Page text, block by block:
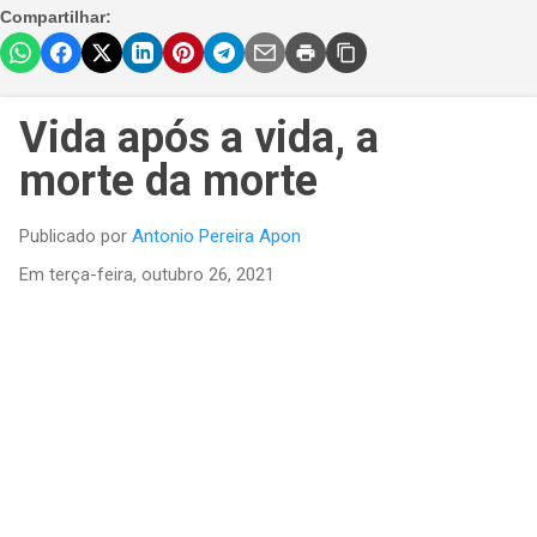
Compartilhar:
Vida após a vida, a
morte da morte
Publicado por Antonio Pereira Apon
Em terça-feira, outubro 26, 2021